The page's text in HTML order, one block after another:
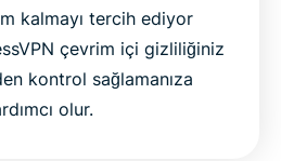
kalmayı tercih ediyor
çevrim içi gizliliğiniz
kontrol sağlamanıza
olur.